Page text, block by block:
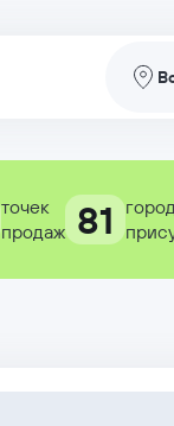
точек
продаж 81